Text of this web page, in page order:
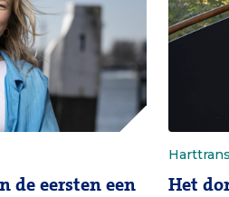
de eersten een
Het